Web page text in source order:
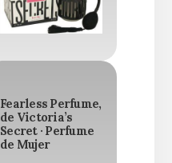
Fearless Perfume,
de Victoria’s
Secret · Perfume
de Mujer